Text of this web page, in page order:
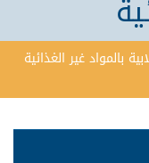
بالمواد غير الغذائية